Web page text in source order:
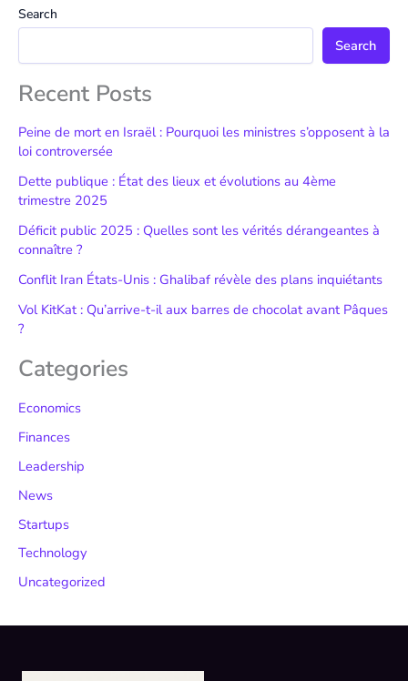
Search
Search
Recent Posts
Peine de mort en Israël : Pourquoi les ministres s’opposent à la
loi controversée
Dette publique : État des lieux et évolutions au 4ème
trimestre 2025
Déficit public 2025 : Quelles sont les vérités dérangeantes à
connaître ?
Conflit Iran États-Unis : Ghalibaf révèle des plans inquiétants
Vol KitKat : Qu’arrive-t-il aux barres de chocolat avant Pâques
?
Categories
Economics
Finances
Leadership
News
Startups
Technology
Uncategorized